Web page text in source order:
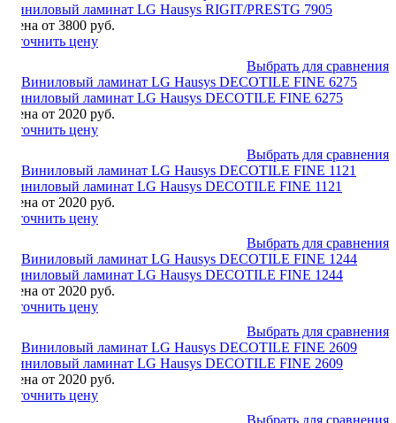
Виниловый ламинат LG Hausys RIGIT/PRESTG 7905
Цена от 3800 руб.
Уточнить цену
Выбрать для сравнения
Виниловый ламинат LG Hausys DECOTILE FINE 6275
Цена от 2020 руб.
Уточнить цену
Выбрать для сравнения
Виниловый ламинат LG Hausys DECOTILE FINE 1121
Цена от 2020 руб.
Уточнить цену
Выбрать для сравнения
Виниловый ламинат LG Hausys DECOTILE FINE 1244
Цена от 2020 руб.
Уточнить цену
Выбрать для сравнения
Виниловый ламинат LG Hausys DECOTILE FINE 2609
Цена от 2020 руб.
Уточнить цену
Выбрать для сравнения